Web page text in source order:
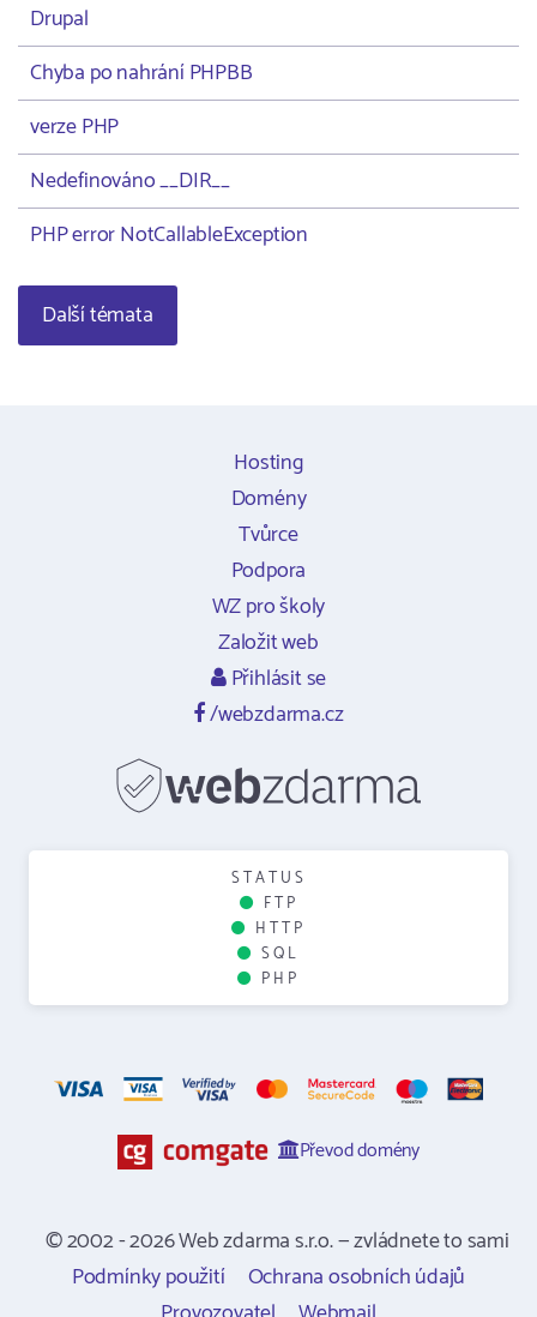
Drupal
Chyba po nahrání PHPBB
verze PHP
Nedefinováno __DIR__
PHP error NotCallableException
Další témata
Hosting
Domény
Tvůrce
Podpora
WZ pro školy
Založit web
Přihlásit se
/webzdarma.cz
STATUS
FTP
HTTP
SQL
PHP
Převod domény
© 2002 - 2026 Web zdarma s.r.o. — zvládnete to sami
Podmínky použití
Ochrana osobních údajů